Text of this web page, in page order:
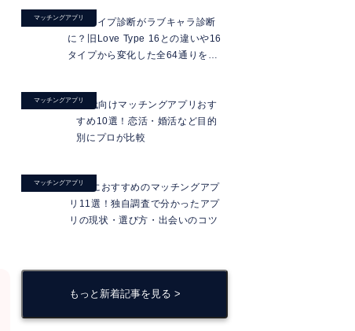
マッチングアプリラブタイプ診断がラブキャラ診断
に？旧Love Type 16との違いや16
タイプから変化した全64通りを徹
マッチングアプリ20代向けマッチングアプリおす
すめ10選！恋活・婚活など目的
別にプロが比較
マッチングアプリ40代におすすめのマッチングアプ
リ11選！独自調査で分かったアプ
リの現状・選び方・出会いのコツ
もっと新着記事を見る >